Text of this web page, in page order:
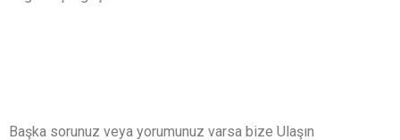
Başka sorunuz veya yorumunuz varsa bize Ulaşın